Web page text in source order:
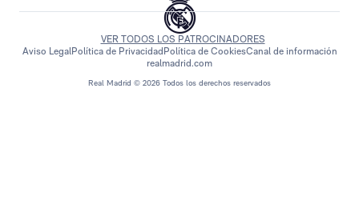
Real Madrid © 2026 Todos los derechos reservados
VER TODOS LOS PATROCINADORES
Aviso LegalPolítica de Privacidad Política de CookiesCanal de información
realmadrid.com